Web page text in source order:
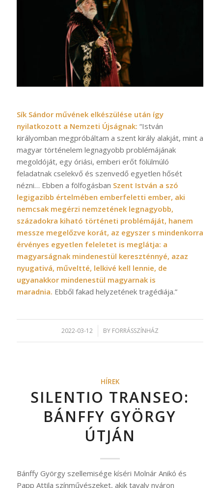
Sík Sándor művének elkészülése után így
nyilatkozott a Nemzeti Újságnak: “István
királyomban megpróbáltam a szent király alakját, mint a
magyar történelem legnagyobb problémájának
megoldóját, egy óriási, emberi erőt fölülmúló
feladatnak cselekvő és szenvedő egyetlen hősét
nézni… Ebben a fölfogásban Szent István a szó
legigazibb értelmében emberfeletti ember, aki
nemcsak megérzi nemzetének legnagyobb,
századokra kiható történeti problémáját, hanem
messze megelőzve korát, az egyszer s mindenkorra
érvényes egyetlen feleletet is meglátja: a
magyarságnak mindenestül kereszténnyé, azaz
nyugativá, műveltté, lelkivé kell lennie, de
ugyanakkor mindenestül magyarnak is
maradnia. Ebből fakad helyzetének tragédiája.”
2022-03-12
/ BY FORRÁSSZÍNHÁZ
HÍREK
SILENTIO TRANSEO:
BÁNFFY GYÖRGY
ÚTJÁN
Bánffy György szellemisége kíséri Molnár Anikó és
Papp Attila színművészeket, akik tavaly nyáron